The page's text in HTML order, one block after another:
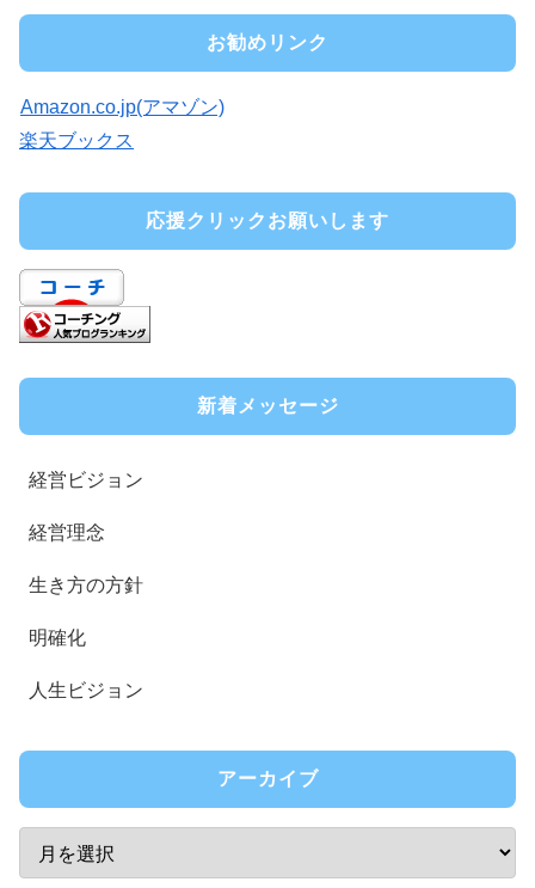
お勧めリンク
Amazon.co.jp(アマゾン)
楽天ブックス
応援クリックお願いします
新着メッセージ
経営ビジョン
経営理念
生き方の方針
明確化
人生ビジョン
アーカイブ